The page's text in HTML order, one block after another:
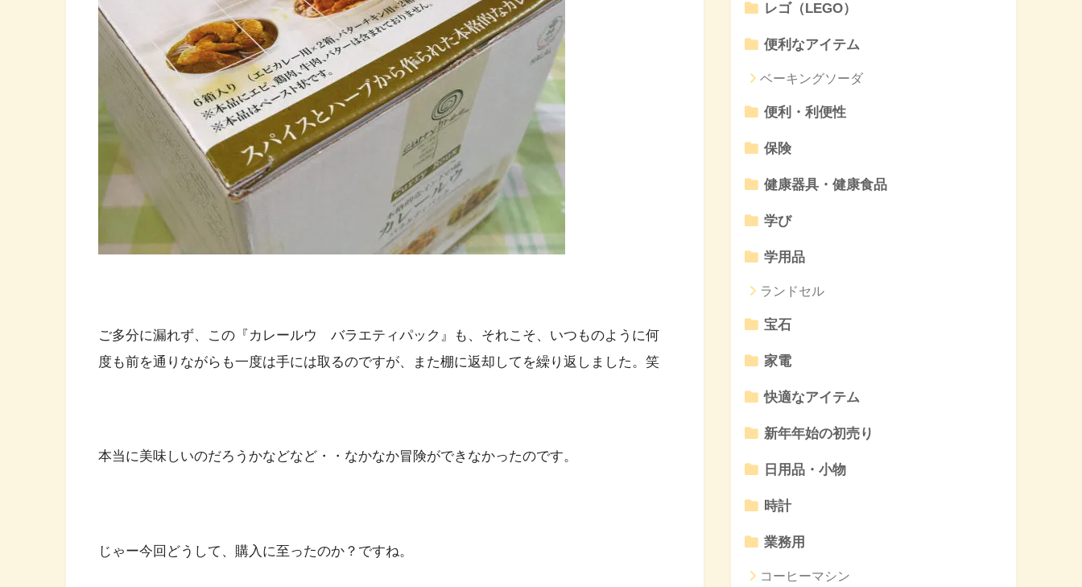
ご多分に漏れず、この『カレールウ バラエティパック』も、それこそ、いつものように何
度も前を通りながらも一度は手には取るのですが、また棚に返却してを繰り返しました。笑
本当に美味しいのだろうかなどなど・・なかなか冒険ができなかったのです。
じゃー今回どうして、購入に至ったのか？ですね。
レゴ（LEGO）
便利なアイテム
ベーキングソーダ
便利・利便性
保険
健康器具・健康食品
学び
学用品
ランドセル
宝石
家電
快適なアイテム
新年年始の初売り
日用品・小物
時計
業務用
コーヒーマシン